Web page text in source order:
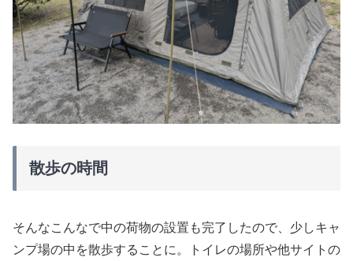
散歩の時間
そんなこんなで中の荷物の設置も完了したので、少しキャ
ンプ場の中を散歩することに。トイレの場所や他サイトの